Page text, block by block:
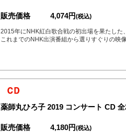
販売価格 4,074円(税込)
2015年にNHK紅白歌合戦の初出場を果たした
これまでのNHK出演番組から選りすぐりの映
薬師丸ひろ子 2019 コンサート CD
販売価格 4,180円(税込)